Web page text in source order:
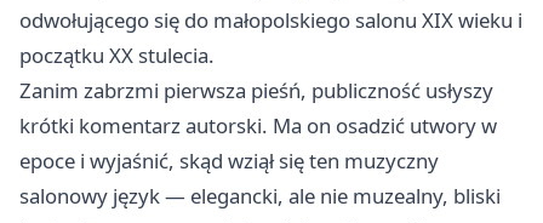
odwołującego się do małopolskiego salonu XIX wieku i
początku XX stulecia.
Zanim zabrzmi pierwsza pieśń, publiczność usłyszy
krótki komentarz autorski. Ma on osadzić utwory w
epoce i wyjaśnić, skąd wziął się ten muzyczny
salonowy język — elegancki, ale nie muzealny, bliski